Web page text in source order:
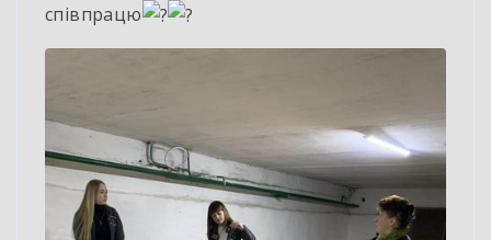
співпрацю